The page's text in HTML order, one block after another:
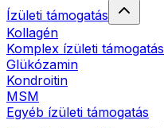
Ízületi támogatás
Kollagén
Komplex ízületi támogatás
Glükózamin
Kondroitin
MSM
Egyéb ízületi támogatás